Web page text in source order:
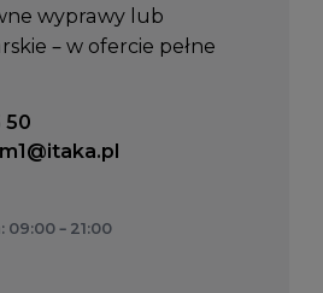
wyprawy lub
– w ofercie pełne
50
– 21:00